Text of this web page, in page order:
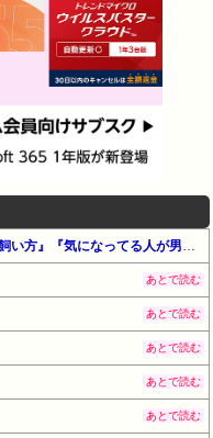
【最大65%OFF】Amazon公式 Kindle本 サマーセール第2弾（#マンガ・女性）『赤ちゃんに転生した話』『ニンゲンの飼い方』『気になってる人が男じゃなかった』他
あとで読む
あとで読む
あとで読む
あとで読む
あとで読む